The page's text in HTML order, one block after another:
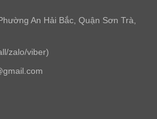
An Hải Bắc, Quận Sơn Trà,
zalo/viber)